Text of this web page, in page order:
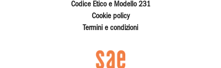
Codice Etico e Modello 231
Cookie policy
Termini e condizioni